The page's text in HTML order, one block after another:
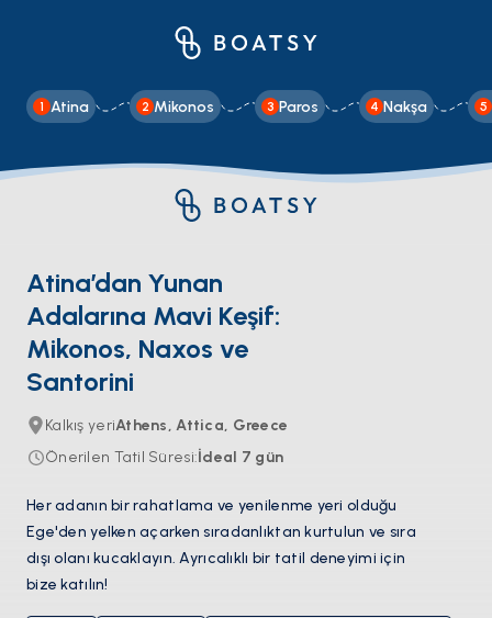
1 Atina 2 Mikonos 3 Paros 4 Nakşa 5
Atina’dan Yunan
Adalarına Mavi Keşif:
Mikonos, Naxos ve
Santorini
Kalkış yeriAthens, Attica, Greece
Önerilen Tatil Süresi:İdeal 7 gün
Her adanın bir rahatlama ve yenilenme yeri olduğu
Ege'den yelken açarken sıradanlıktan kurtulun ve sıra
dışı olanı kucaklayın. Ayrıcalıklı bir tatil deneyimi için
bize katılın!